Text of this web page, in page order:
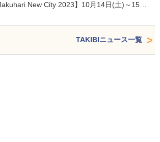
New City 2023】10月14日(土)～15…
TAKIBIニュース一覧